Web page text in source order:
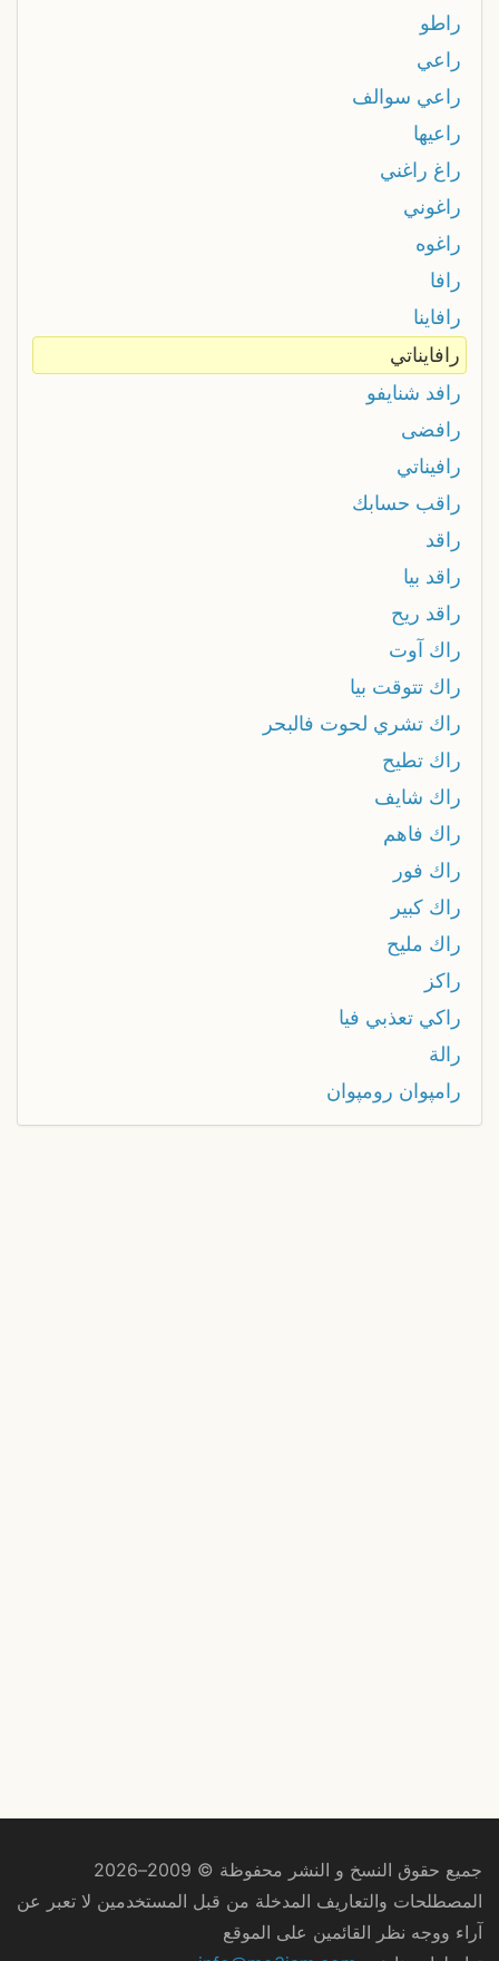
راطو
راعي
راعي سوالف
راعيها
راغ راغني
راغوني
راغوه
رافا
رافاينا
رافايناتي
رافد شنايفو
رافضى
رافيناتي
راقب حسابك
راقد
راقد بيا
راقد ريح
راك آوت
راك تتوقت بيا
راك تشري لحوت فالبحر
راك تطيح
راك شايف
راك فاهم
راك فور
راك كبير
راك مليح
راكز
راكي تعذبي فيا
رالة
رامپوان رومپوان
جميع حقوق النسخ و النشر محفوظة © 2009–2026
المصطلحات والتعاريف المدخلة من قبل المستخدمين لا تعبر عن
آراء ووجه نظر القائمين على الموقع